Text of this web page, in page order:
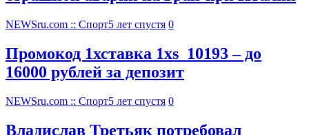
NEWSru.com :: Спорт5 лет спустя 0
Промокод 1хставка 1xs_10193 – до
16000 рублей за депозит
NEWSru.com :: Спорт5 лет спустя 0
Владислав Третьяк потребовал